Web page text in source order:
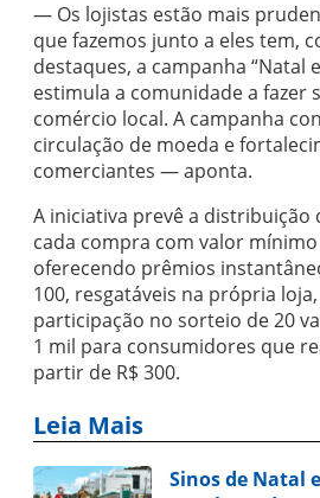
— Os lojistas estão mais
que fazemos junto a eles tem,
destaques, a campanha “Natal
estimula a comunidade a fazer
comércio local. A campanha
circulação de moeda e
comerciantes — aponta.
A iniciativa prevê a distribuição
cada compra com valor
oferecendo prêmios
100, resgatáveis na própria
participação no sorteio de 20
1 mil para consumidores que
partir de R$ 300.
Leia Mais
Sinos de Natal